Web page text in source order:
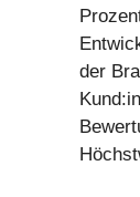
der